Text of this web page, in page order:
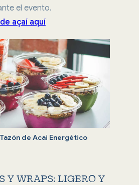
el evento.
açaí aquí
de Acai Energético
Y WRAPS: LIGERO Y